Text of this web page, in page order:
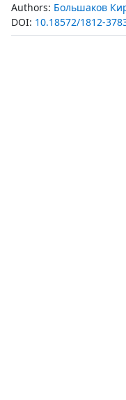
Authors: Большаков
DOI: 10.18572/1812-